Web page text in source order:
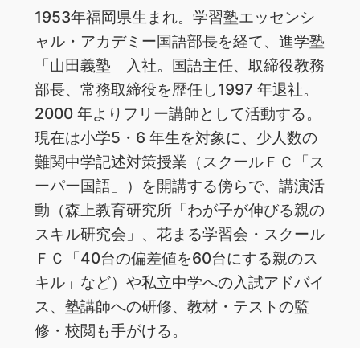
1953年福岡県生まれ。学習塾エッセンシ
ャル・アカデミー国語部長を経て、進学塾
「山田義塾」入社。国語主任、取締役教務
部長、常務取締役を歴任し1997 年退社。
2000 年よりフリー講師として活動する。
現在は小学5・6 年生を対象に、少人数の
難関中学記述対策授業（スクールＦＣ「ス
ーパー国語」）を開講する傍らで、講演活
動（森上教育研究所「わが子が伸びる親の
スキル研究会」、花まる学習会・スクール
ＦＣ「40台の偏差値を60台にする親のス
キル」など）や私立中学への入試アドバイ
ス、塾講師への研修、教材・テストの監
修・校閲も手がける。